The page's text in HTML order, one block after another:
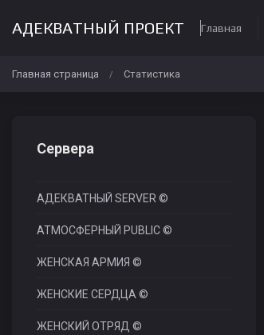
АДЕКВАТНЫЙ ПРОЕКТ Главная
Главная страница / Статистика
Сервера
АДЕКВАТНЫЙ SERVER ©
АТМОСФЕРНЫЙ PUBLIC ©
ЖЕНСКАЯ АРМИЯ ©
ЖЕНСКИЕ СЕРДЦА ©
ЖЕНСКИЙ ОТРЯД ©